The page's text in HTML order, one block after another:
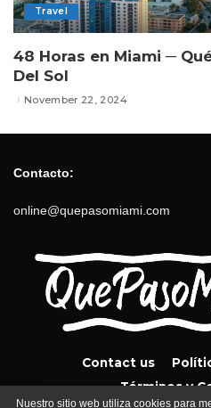
Travel
48 Horas en Miami ─
Del Sol
November 22, 2024
Contacto:
online@quepasomiami.com
Contact us
Términos y
Nuestro sitio web utiliza cookies para